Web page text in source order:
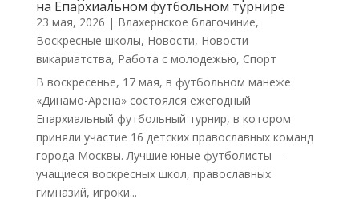
на Епархиальном футбольном турнире
23 мая, 2026 | Влахернское благочиние,
Воскресные школы, Новости, Новости
викариатства, Работа с молодежью, Спорт
В воскресенье, 17 мая, в футбольном манеже
«Динамо-Арена» состоялся ежегодный
Епархиальный футбольный турнир, в котором
приняли участие 16 детских православных команд
города Москвы. Лучшие юные футболисты —
учащиеся воскресных школ, православных
гимназий, игроки...